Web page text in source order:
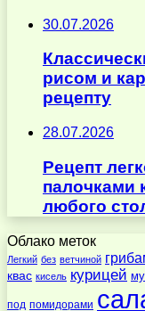
30.07.2026
рисом и
рецепту
28.07.2026
Рецепт
палочками
любого
Облако меток
Легкий без ветчиной
квас кисель курицей
под помидорами